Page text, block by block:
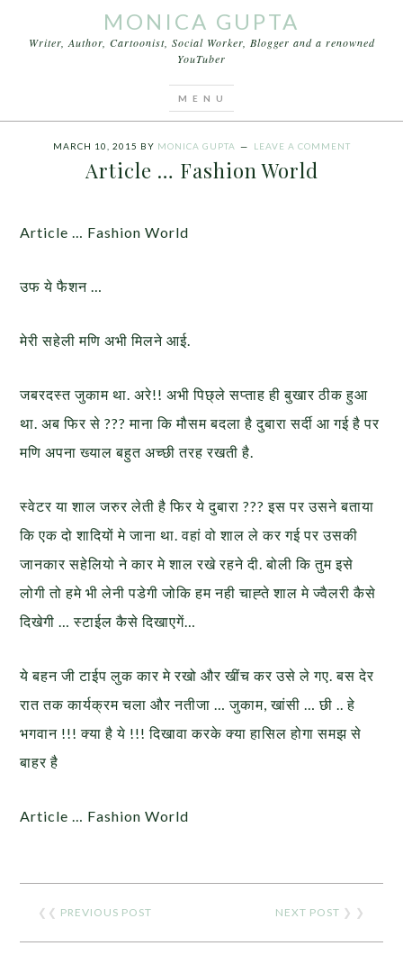
MONICA GUPTA
Writer, Author, Cartoonist, Social Worker, Blogger and a renowned
YouTuber
MARCH 10, 2015 BY MONICA GUPTA LEAVE A COMMENT
Article … Fashion World
Article … Fashion World
उफ ये फैशन …
मेरी सहेली मणि अभी मिलने आई.
जबरदस्त जुकाम था. अरे!! अभी पिछ्ले सप्ताह ही बुखार ठीक हुआ
था. अब फिर से ??? माना कि मौसम बदला है दुबारा सर्दी आ गई है पर
मणि अपना ख्याल बहुत अच्छी तरह रखती है.
स्वेटर या शाल जरुर लेती है फिर ये दुबारा ??? इस पर उसने बताया
कि एक दो शादियों मे जाना था. वहां वो शाल ले कर गई पर उसकी
जानकार सहेलियो ने कार मे शाल रखे रहने दी. बोली कि तुम इसे
लोगी तो हमे भी लेनी पडेगी जोकि हम नही चाह्ते शाल मे ज्वैलरी कैसे
दिखेगी … स्टाईल कैसे दिखाएगें…
ये बहन जी टाईप लुक कार मे रखो और खींच कर उसे ले गए. बस देर
रात तक कार्यक्रम चला और नतीजा … जुकाम, खांसी … छी .. हे
भगवान !!! क्या है ये !!! दिखावा करके क्या हासिल होगा समझ से
बाहर है
Article … Fashion World
❮❮ PREVIOUS POST NEXT POST ❯ ❯